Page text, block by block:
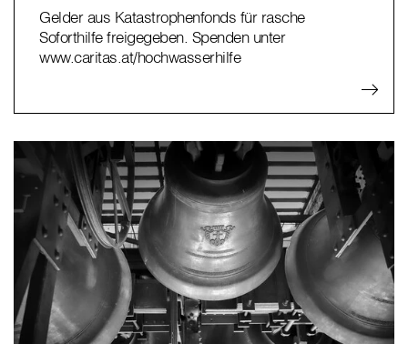
Gelder aus Katastrophenfonds für rasche
Soforthilfe freigegeben. Spenden unter
www.caritas.at/hochwasserhilfe